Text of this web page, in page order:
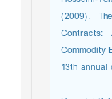
(2009).
13th